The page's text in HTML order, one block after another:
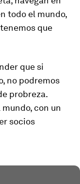
todo el mundo,
que
que si
no podremos
probreza.
con un
socios